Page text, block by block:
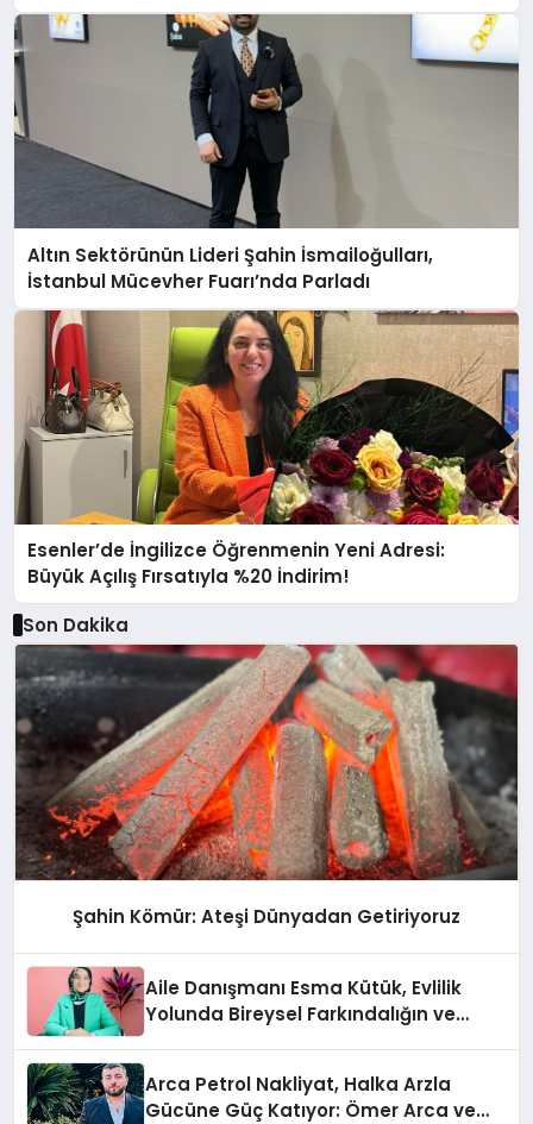
Altın Sektörünün Lideri Şahin İsmailoğulları,
İstanbul Mücevher Fuarı’nda Parladı ￼
Esenler’de İngilizce Öğrenmenin Yeni Adresi:
Büyük Açılış Fırsatıyla %20 İndirim!
Son Dakika
Şahin Kömür: Ateşi Dünyadan Getiriyoruz
Aile Danışmanı Esma Kütük, Evlilik
Yolunda Bireysel Farkındalığın ve
Arca Petrol Nakliyat, Halka Arzla
Gücüne Güç Katıyor: Ömer Arca ve